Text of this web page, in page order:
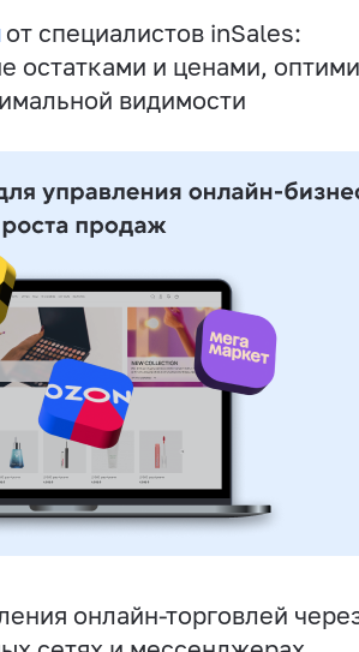
от специалистов inSales:
остатками и ценами,
видимости
онлайн-торговлей